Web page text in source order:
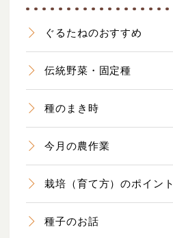
ぐるたねのおすすめ
伝統野菜・固定種
種のまき時
今月の農作業
栽培（育て方）のポイント
種子のお話